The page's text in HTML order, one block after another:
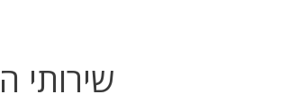
שירותי